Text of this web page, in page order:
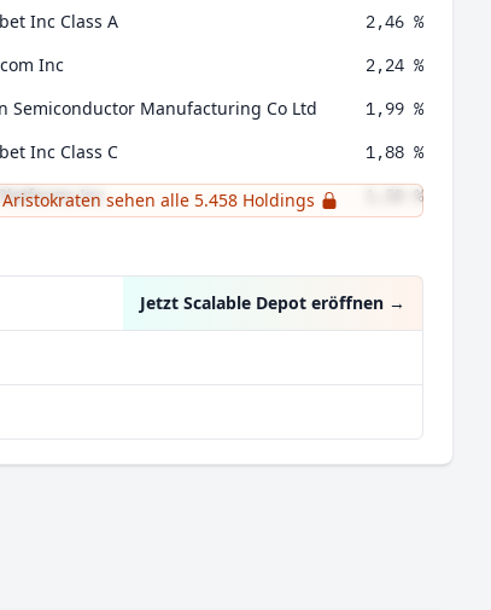
Inc Class A 2,46 %
Inc 2,24 %
Semiconductor Manufacturing Co Ltd 1,99 %
Inc Class C 1,88 %
Platforms Inc 1,50 %
Aristokraten sehen alle 5.458 Holdings
Jetzt Scalable Depot eröffnen →